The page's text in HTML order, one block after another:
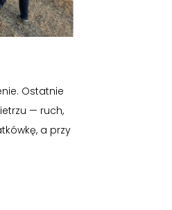
Ostatnie
— ruch,
a przy